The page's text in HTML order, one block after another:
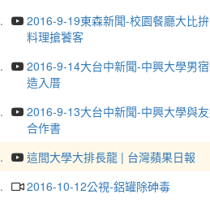
2016-9-19東森新聞-校園餐廳大比
料理搶饕客
2016-9-14大台中新聞-中興大學男
造入厝
2016-9-13大台中新聞-中興大學與
合作書
這間大學大排長龍 | 台灣蘋果日報
2016-10-12公視-鋁罐除砷毒